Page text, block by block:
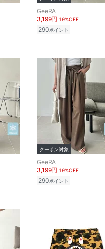
GeeRA
3,199円 19%OFF
290ポイント
クーポン対象
GeeRA
3,199円 19%OFF
290ポイント